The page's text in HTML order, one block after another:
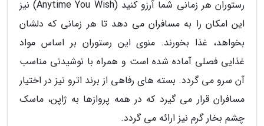
رستوران هر زمانی شما آرزو کنید (Anytime You Wish) نیز
این امکان را به مسافران می دهد تا هر زمانی که دلشان
بخواهد، غذا بخورند. منوی این رستوران بر اساس مواد
غذایی فصلی آماده شده است و همراه با نوشیدنی مناسب
آن سرو می گردد. بسته های رفاهی از برند اترو نیز در اختیار
مسافران قرار می گیرد که در همه پروازها به ژاپن، ماسک
چشم بخار گرم نیز ارائه می گردد.